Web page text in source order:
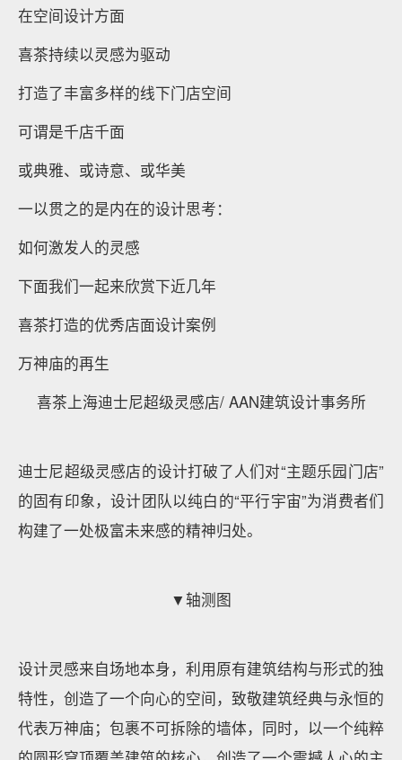
在空间设计方面
喜茶持续以灵感为驱动
打造了丰富多样的线下门店空间
可谓是千店千面
或典雅、或诗意、或华美
一以贯之的是内在的设计思考：
如何激发人的灵感
下面我们一起来欣赏下近几年
喜茶打造的优秀店面设计案例
万神庙的再生
喜茶上海迪士尼超级灵感店/ AAN建筑设计事务所
迪士尼超级灵感店的设计打破了人们对“主题乐园门店”
的固有印象，设计团队以纯白的“平行宇宙”为消费者们
构建了一处极富未来感的精神归处。
▼轴测图
设计灵感来自场地本身，利用原有建筑结构与形式的独
特性，创造了一个向心的空间，致敬建筑经典与永恒的
代表万神庙；包裹不可拆除的墙体，同时，以一个纯粹